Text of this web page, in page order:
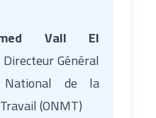
Vall El
Général
National de la
(ONMT)